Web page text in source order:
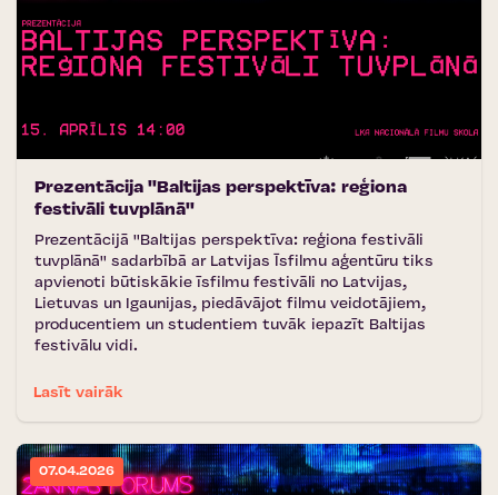
Prezentācija ''Baltijas perspektīva: reģiona
festivāli tuvplānā''
Prezentācijā ''Baltijas perspektīva: reģiona festivāli
tuvplānā'' sadarbībā ar Latvijas Īsfilmu aģentūru tiks
apvienoti būtiskākie īsfilmu festivāli no Latvijas,
Lietuvas un Igaunijas, piedāvājot filmu veidotājiem,
producentiem un studentiem tuvāk iepazīt Baltijas
festivālu vidi.
Lasīt vairāk
07.04.2026